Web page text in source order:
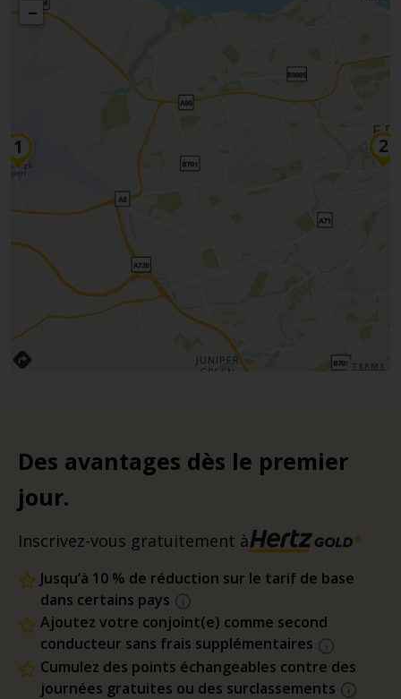
−
Des avantages dès le premier
jour.
Inscrivez-vous gratuitement à
Jusqu’à 10 % de réduction sur le tarif de base
dans certains pays
Ajoutez votre conjoint(e) comme second
conducteur sans frais supplémentaires
Cumulez des points échangeables contre des
journées gratuites ou des surclassements